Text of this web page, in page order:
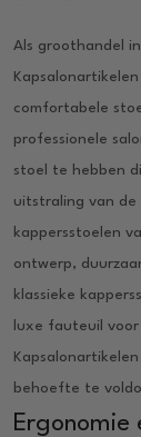
Als groothandel
comfortabele
professionele
stoel te hebben
uitstraling van de
kappersstoelen
ontwerp,
klassieke
luxe fauteuil voor
behoefte te
Ergonomie